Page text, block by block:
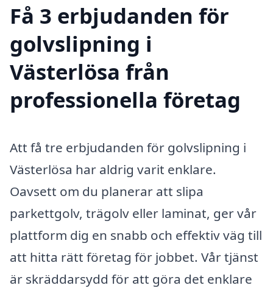
Få 3 erbjudanden för
golvslipning i
Västerlösa från
professionella företag
Att få tre erbjudanden för golvslipning i
Västerlösa har aldrig varit enklare.
Oavsett om du planerar att slipa
parkettgolv, trägolv eller laminat, ger vår
plattform dig en snabb och effektiv väg till
att hitta rätt företag för jobbet. Vår tjänst
är skräddarsydd för att göra det enklare